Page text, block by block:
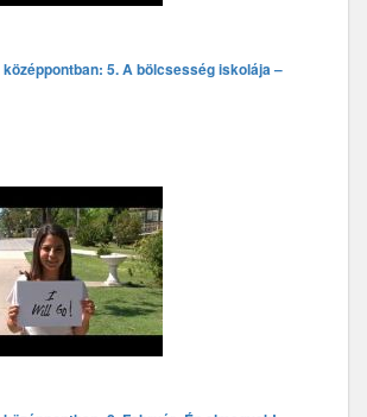
középpontban: 5. A bölcsesség iskolája –